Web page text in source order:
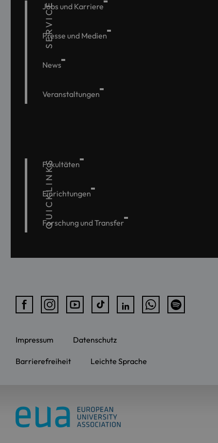
SERVICE
Jobs und Karriere
Presse und Medien
News
Veranstaltungen
QUICKLINKS
Fakultäten
Einrichtungen
Forschung und Transfer
Impressum Datenschutz
Barrierefreiheit Leichte Sprache